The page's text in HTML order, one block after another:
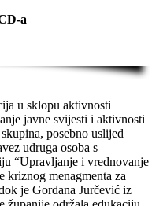
a
u sklopu aktivnosti
javne svijesti i aktivnosti
posebno uslijed
udruga osoba s
“Upravljanje i vrednovanje
kriznog menagmenta za
je Gordana Jurčević iz